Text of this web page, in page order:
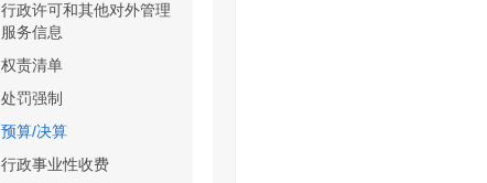
行政许可和其他对外管理
服务信息
权责清单
处罚强制
预算/决算
行政事业性收费